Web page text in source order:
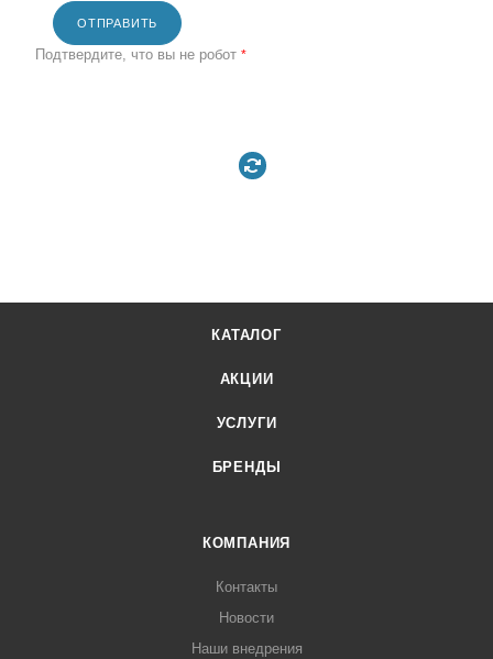
ОТПРАВИТЬ
Подтвердите, что вы не робот *
КАТАЛОГ
АКЦИИ
УСЛУГИ
БРЕНДЫ
КОМПАНИЯ
Контакты
Новости
Наши внедрения